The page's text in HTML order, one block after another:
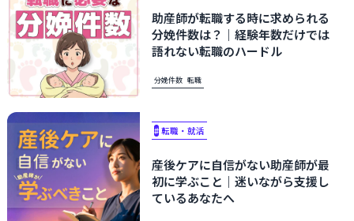
助産師が転職する時に求められる
分娩件数は？｜経験年数だけでは
語れない転職のハードル​​
分娩件数 転職
# 転職・就活
産後ケアに自信がない助産師が最
初に学ぶこと｜迷いながら支援し
ているあなたへ